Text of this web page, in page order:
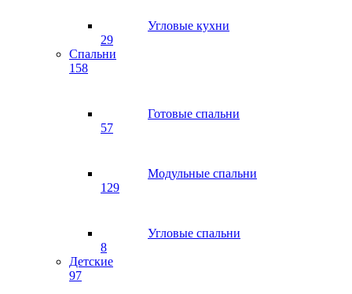
Угловые кухни
29
Спальни
158
Готовые спальни
57
Модульные спальни
129
Угловые спальни
8
Детские
97